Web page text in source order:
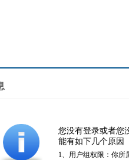
您没有登录或者您
能有如下几个原因
1、用户组权限：你所